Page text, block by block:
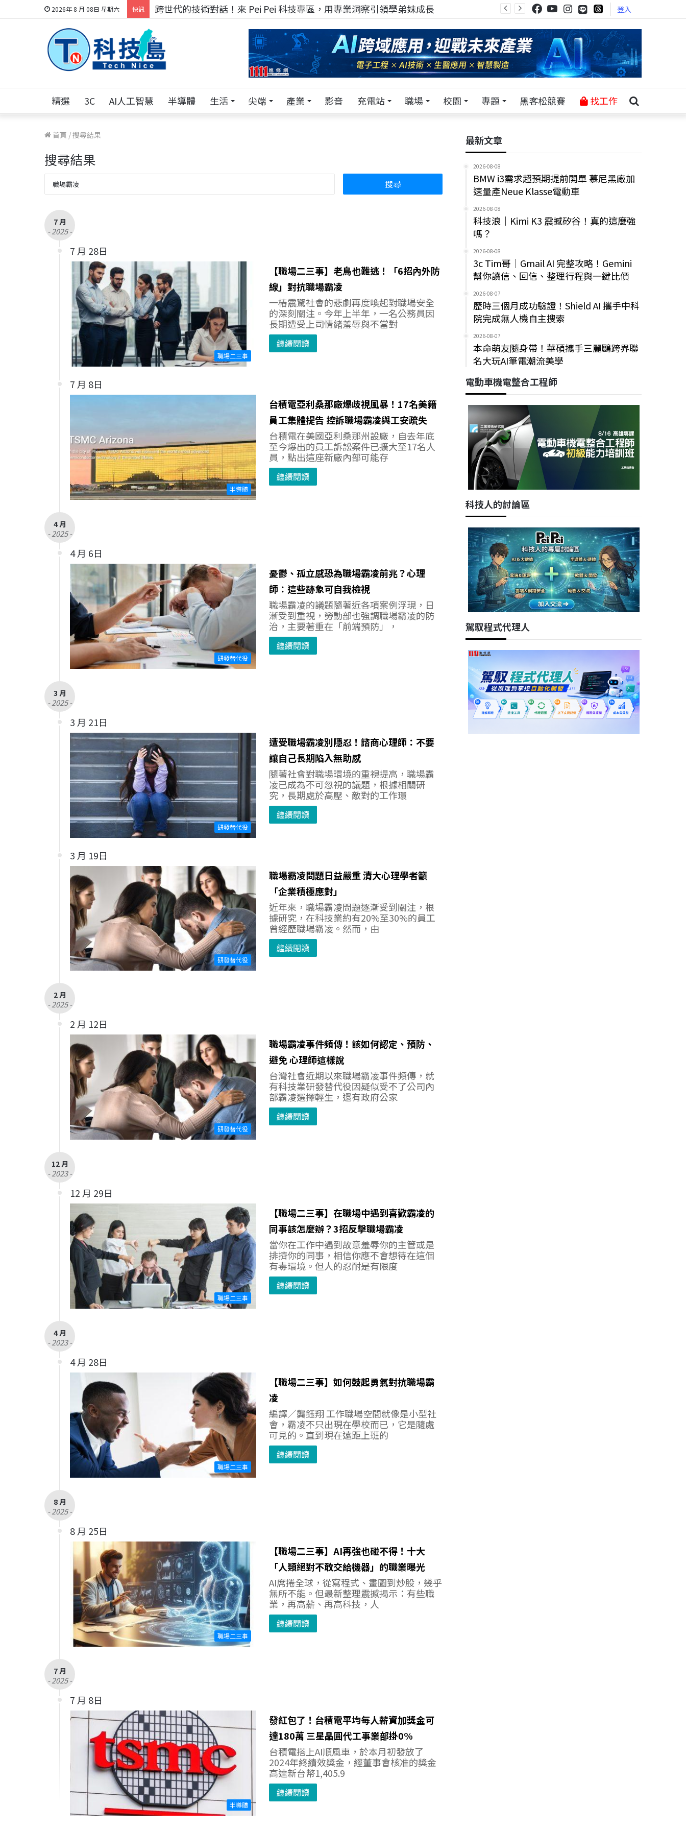
2026年 8 月 08日 星期六 快訊 科技人的經驗傳承地！在 Pei Pei 科技專區，與學弟妹交流最硬核的技術 登入
精選 3C AI人工智慧 半導體 生活 尖端 產業 影音 充電站 職場 校園 專題 黑客松競賽 找工作
首頁 /搜尋結果
搜尋結果
7 月
- 2025 -
7 月 28日
職場二三事
【職場二三事】老鳥也難逃！「6招內外防
線」對抗職場霸凌
一樁震驚社會的悲劇再度喚起對職場安全
的深刻關注。今年上半年，一名公務員因
長期遭受上司情緒羞辱與不當對
繼續閱讀
7 月 8日
半導體
台積電亞利桑那廠爆歧視風暴！17名美籍
員工集體提告 控訴職場霸凌與工安疏失
台積電在美國亞利桑那州設廠，自去年底
至今爆出的員工訴訟案件已擴大至17名人
員，點出這座新廠內部可能存
繼續閱讀
4 月
- 2025 -
4 月 6日
研發替代役
憂鬱、孤立感恐為職場霸凌前兆？心理
師：這些跡象可自我檢視
職場霸凌的議題隨著近各項案例浮現，日
漸受到重視，勞動部也強調職場霸凌的防
治，主要著重在「前端預防」，
繼續閱讀
3 月
- 2025 -
3 月 21日
研發替代役
遭受職場霸凌別隱忍！諮商心理師：不要
讓自己長期陷入無助感
隨著社會對職場環境的重視提高，職場霸
凌已成為不可忽視的議題，根據相關研
究，長期處於高壓、敵對的工作環
繼續閱讀
3 月 19日
研發替代役
職場霸凌問題日益嚴重 清大心理學者籲
「企業積極應對」
近年來，職場霸凌問題逐漸受到關注，根
據研究，在科技業約有20%至30%的員工
曾經歷職場霸凌。然而，由
繼續閱讀
2 月
- 2025 -
2 月 12日
研發替代役
職場霸凌事件頻傳！該如何認定、預防、
避免 心理師這樣說
台灣社會近期以來職場霸凌事件頻傳，就
有科技業研發替代役因疑似受不了公司內
部霸凌選擇輕生，還有政府公家
繼續閱讀
12 月
- 2023 -
12 月 29日
職場二三事
【職場二三事】在職場中遇到喜歡霸凌的
同事該怎麼辦？3招反擊職場霸凌
當你在工作中遇到故意羞辱你的主管或是
排擠你的同事，相信你應不會想待在這個
有毒環境。但人的忍耐是有限度
繼續閱讀
4 月
- 2023 -
4 月 28日
職場二三事
【職場二三事】如何鼓起勇氣對抗職場霸
凌
編譯／龔鈺翔 工作職場空間就像是小型社
會，霸凌不只出現在學校而已，它是隨處
可見的。直到現在遠距上班的
繼續閱讀
8 月
- 2025 -
8 月 25日
職場二三事
【職場二三事】AI再強也碰不得！十大
「人類絕對不敢交給機器」的職業曝光
AI席捲全球，從寫程式、畫圖到炒股，幾乎
無所不能。但最新整理震撼揭示：有些職
業，再高薪、再高科技，人
繼續閱讀
7 月
- 2025 -
7 月 8日
半導體
發紅包了！台積電平均每人薪資加獎金可
達180萬 三星晶圓代工事業部掛0%
台積電搭上AI順風車，於本月初發放了
2024年終績效獎金，經董事會核准的獎金
高達新台幣1,405.9
繼續閱讀
最新文章
2026-08-08
BMW i3需求超預期提前開單 慕尼黑廠加
速量產Neue Klasse電動車
2026-08-08
科技浪｜Kimi K3 震撼矽谷！真的這麼強
嗎？
2026-08-08
3c Tim哥｜Gmail AI 完整攻略！Gemini
幫你讀信、回信、整理行程與一鍵比價
2026-08-07
歷時三個月成功驗證！Shield AI 攜手中科
院完成無人機自主搜索
2026-08-07
本命萌友隨身帶！華碩攜手三麗鷗跨界聯
名大玩AI筆電潮流美學
電動車機電整合工程師
科技人的討論區
駕馭程式代理人